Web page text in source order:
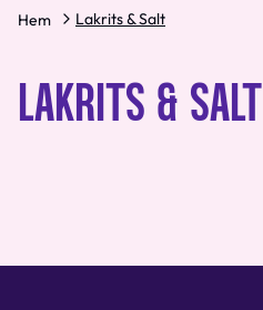
Hem Lakrits & Salt
LAKRITS & SALT